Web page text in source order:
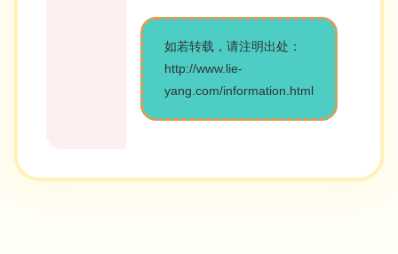
如若转载，请注明出处：
http://www.lie-
yang.com/information.html